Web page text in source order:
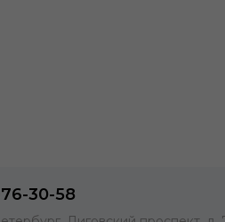
30-58